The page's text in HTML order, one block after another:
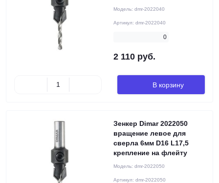
Модель: dmr-2022040
Артикул: dmr-2022040
0
2 110 руб.
В корзину
Зенкер Dimar 2022050
вращение левое для
сверла 6мм D16 L17,5
крепление на флейту
Модель: dmr-2022050
Артикул: dmr-2022050